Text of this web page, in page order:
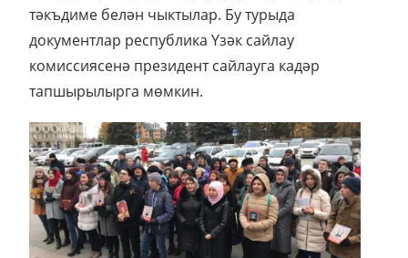
тәкъдиме белән чыктылар. Бу турыда
документлар республика Үзәк сайлау
комиссиясенә президент сайлауга кадәр
тапшырылырга мөмкин.